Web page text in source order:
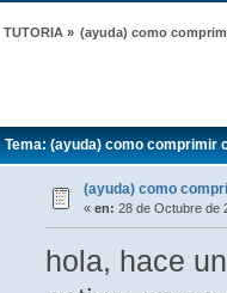
TUTORIA» (ayuda) como
Tema: (ayuda) como comprimir
(ayuda) como
« en: 28 de Octubre de
hola, hace